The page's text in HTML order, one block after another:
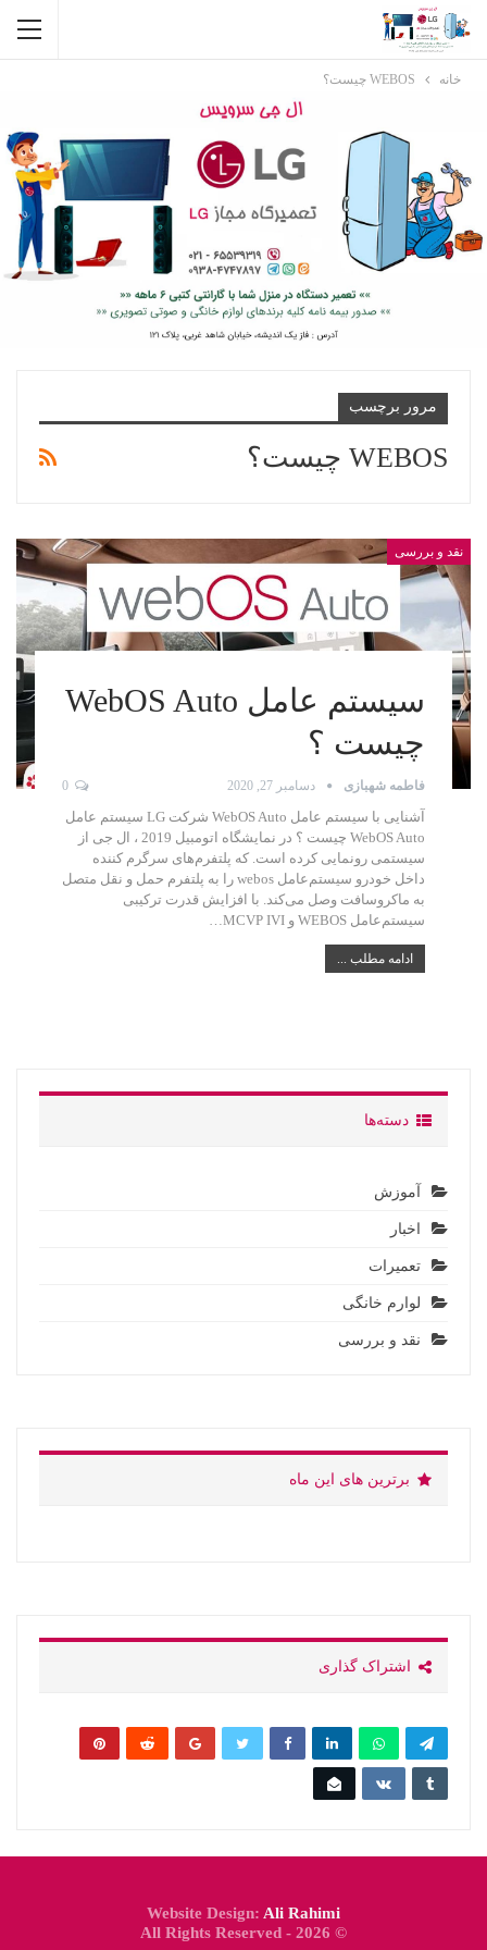
خانه WEBOS چیست؟
مرور برچسب
WEBOS چیست؟
نقد و بررسی
سیستم عامل WebOS Auto
چیست ؟
فاطمه شهبازی دسامبر 27, 2020 0
آشنایی با سیستم عامل WebOS Auto شرکت LG سیستم عامل
WebOS Auto چیست ؟ در نمایشگاه اتومبیل 2019 ، ال‌‌‌ جی از
سیستمی رونمایی کرده است. که پلتفرم‌های سرگرم‌ کننده
داخل خودرو سیستم‌عامل webos را به پلتفرم حمل‌ و‌ نقل متصل
به ماکروسافت وصل می‌کند. با افزایش قدرت ترکیبی
سیستم‌عامل WEBOS و MCVP IVI…
ادامه مطلب ...
دسته‌ها
آموزش
اخبار
تعمیرات
لوارم خانگی
نقد و بررسی
برترین های این ماه
اشتراک گذاری
Website Design: Ali Rahimi
© 2026 - All Rights Reserved